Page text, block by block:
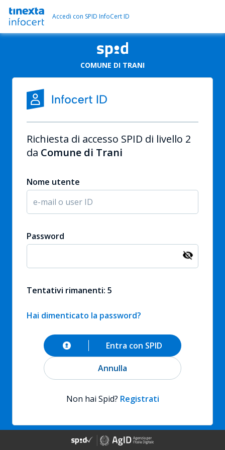
Accedi con SPID InfoCert ID
COMUNE DI TRANI
Richiesta di accesso SPID di livello 2
da Comune di Trani
Nome utente
Password
Tentativi rimanenti: 5
Hai dimenticato la password?
Annulla
Entra con SPID
Non hai Spid? Registrati